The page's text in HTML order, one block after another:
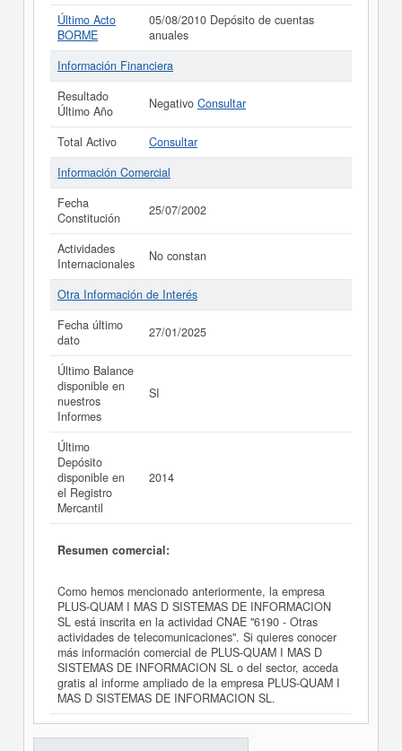
Último Acto
BORME
05/08/2010 Depósito de cuentas
anuales
Información Financiera
Resultado
Último Año
Negativo Consultar
Total Activo
Consultar
Información Comercial
Fecha
Constitución
25/07/2002
Actividades
Internacionales
No constan
Otra Información de Interés
Fecha último
dato
27/01/2025
Último Balance
disponible en
nuestros
Informes
SI
Último
Depósito
disponible en
el Registro
Mercantil
2014
Resumen comercial:
Como hemos mencionado anteriormente, la empresa
PLUS-QUAM I MAS D SISTEMAS DE INFORMACION
SL está inscrita en la actividad CNAE "6190 - Otras
actividades de telecomunicaciones". Si quieres conocer
más información comercial de PLUS-QUAM I MAS D
SISTEMAS DE INFORMACION SL o del sector, acceda
gratis al informe ampliado de la empresa PLUS-QUAM I
MAS D SISTEMAS DE INFORMACION SL.